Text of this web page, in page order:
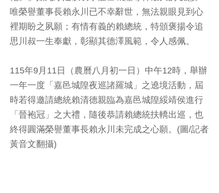
唯榮譽董事長賴永川已不幸辭世，無法親眼見到心
裡期盼之夙願；有情有義的賴總統，特頒褒揚令追
思川叔一生奉獻，彰顯其德澤風範，令人感佩。
115年9月11日（農曆八月初一日）中午12時，舉辦
一年一度「嘉邑城隍夜巡諸羅城」之遶境活動，屆
時若得邀請總統賴清德親臨為嘉邑城隍綏靖侯進行
「晉袍冠」之大禮，隨後恭請賴總統扶轎出巡，也
終得圓滿榮譽董事長賴永川未完成之心願。(圖/記者
黃音文翻攝)